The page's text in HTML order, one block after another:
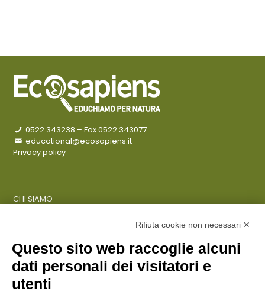
0522 343238 – Fax 0522 343077
educational@ecosapiens.it
Privacy policy
CHI SIAMO
ENTI PUBBLICI
SCUOLE
CITTADINI E FAMIGLIE
Rifiuta cookie non necessari ✕
Questo sito web raccoglie alcuni
dati personali dei visitatori e
utenti